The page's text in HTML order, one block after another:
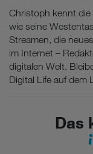
Christoph kennt die
wie seine
Streamen, die
im Internet –
digitalen Welt.
Digital Life auf dem
Das